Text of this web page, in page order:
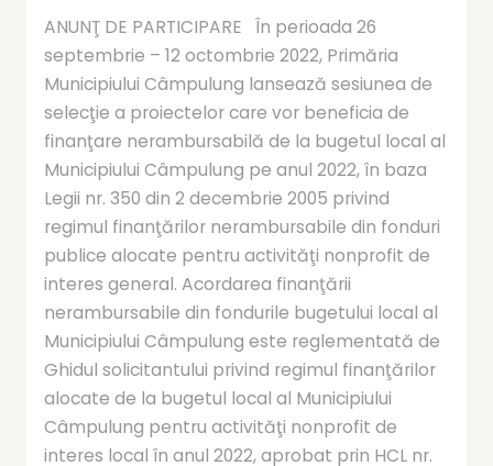
ANUNŢ DE PARTICIPARE În perioada 26
septembrie – 12 octombrie 2022, Primăria
Municipiului Câmpulung lansează sesiunea de
selecţie a proiectelor care vor beneficia de
finanţare nerambursabilă de la bugetul local al
Municipiului Câmpulung pe anul 2022, în baza
Legii nr. 350 din 2 decembrie 2005 privind
regimul finanţărilor nerambursabile din fonduri
publice alocate pentru activităţi nonprofit de
interes general. Acordarea finanţării
nerambursabile din fondurile bugetului local al
Municipiului Câmpulung este reglementată de
Ghidul solicitantului privind regimul finanţărilor
alocate de la bugetul local al Municipiului
Câmpulung pentru activităţi nonprofit de
interes local în anul 2022, aprobat prin HCL nr.